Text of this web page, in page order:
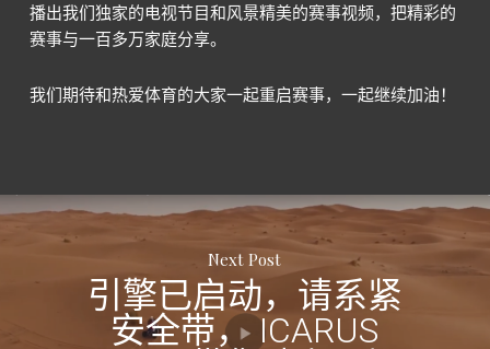
播出我们独家的电视节目和风景精美的赛事视频，把精彩的
赛事与一百多万家庭分享。
我们期待和热爱体育的大家一起重启赛事，一起继续加油！
Next Post
引擎已启动，请系紧
安全带， ICARUS